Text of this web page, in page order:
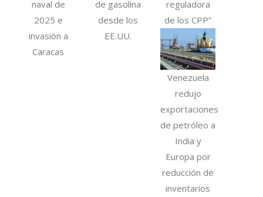
naval de
2025 e
invasión a
Caracas
de gasolina
desde los
EE.UU.
reguladora
de los CPP”
Venezuela
redujo
exportaciones
de petróleo a
India y
Europa por
reducción de
inventarios